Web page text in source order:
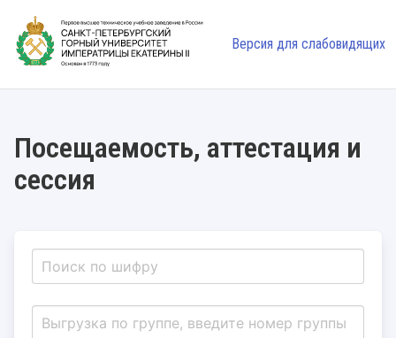
Версия для слабовидящих
Посещаемость, аттестация и
сессия